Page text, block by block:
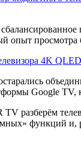
опыт просмотра
Google TV,
разберём
функций и,